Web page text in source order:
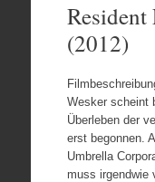
(2012)
Wesker scheint
Überleben der
erst begonnen.
Umbrella
muss irgendwie